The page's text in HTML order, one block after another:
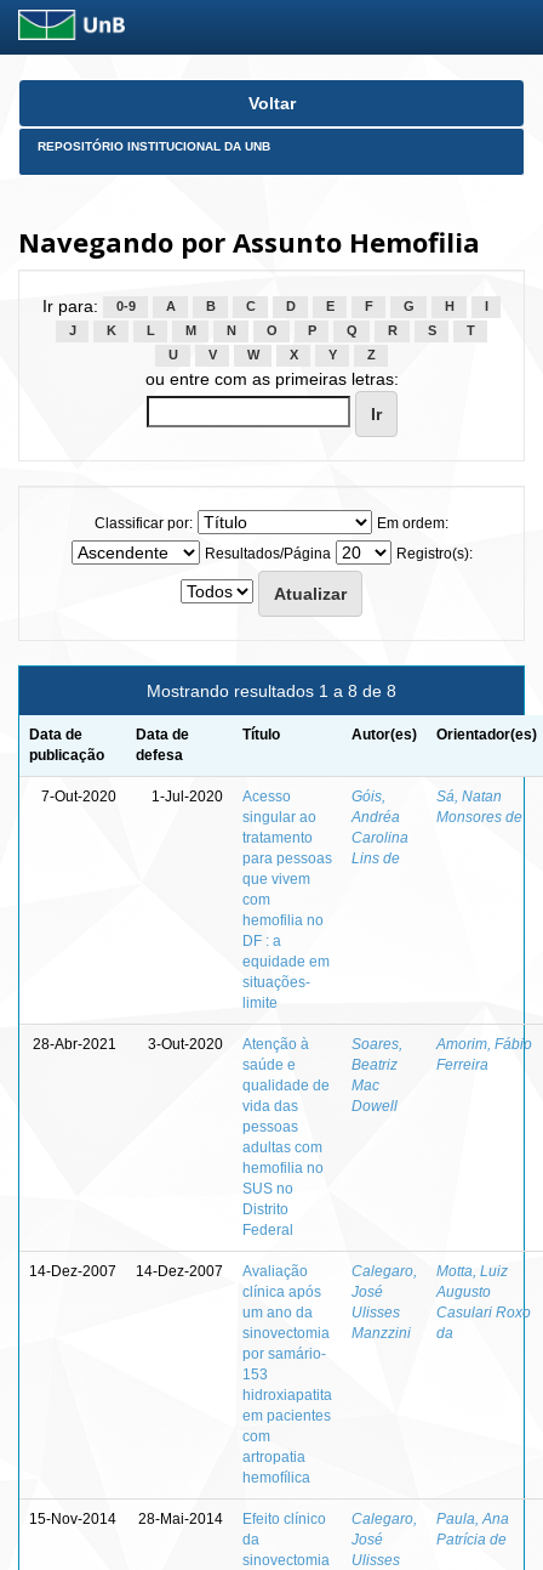
Skip
Voltar
REPOSITÓRIO INSTITUCIONAL DA UNB
Navegando por Assunto Hemofilia
Ir para: 0-9 A B C D E F G H
J
K L M N O P Q R S
T
U
V W X Y Z
ou entre com as primeiras letras:
Classificar por:
Em ordem:
Resultados/Página
Registro(s):
Mostrando resultados 1 a 8 de 8
Data de
publicação
Data de
defesa
Título Autor(es) Orientador(es)
7-Out-2020 1-Jul-2020
Acesso
singular ao
tratamento
para pessoas
que vivem
com
hemofilia no
DF : a
equidade em
situações-
limite
Góis,
Andréa
Carolina
Lins de
Sá, Natan
Monsores de
28-Abr-2021 3-Out-2020
Atenção à
saúde e
qualidade de
vida das
pessoas
adultas com
hemofilia no
SUS no
Distrito
Federal
Soares,
Beatriz
Mac
Dowell
Amorim, Fábio
Ferreira
14-Dez-2007 14-Dez-2007
Avaliação
clínica após
um ano da
sinovectomia
por samário-
153
hidroxiapatita
em pacientes
com
artropatia
hemofílica
Calegaro,
José
Ulisses
Manzzini
Motta, Luiz
Augusto
Casulari Roxo
da
15-Nov-2014 28-Mai-2014
Efeito clínico
da
sinovectomia
Calegaro,
José
Ulisses
Paula, Ana
Patrícia de